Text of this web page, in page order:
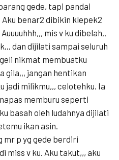
gede, tapi pandai
benar2 dibikin klepek2
mis v ku dibelah,,
dan dijilati sampai seluruh
nikmat membuatku
gila,,, jangan hentikan
jadi milikmu,,, celotehku. Ia
memburu seperti
basah oleh ludahnya dijilati
ikan asin.
mr p yg gede berdiri
miss v ku. Aku takut,,, aku